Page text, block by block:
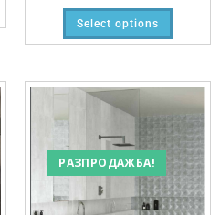
Select options
РАЗПРОДАЖБА!